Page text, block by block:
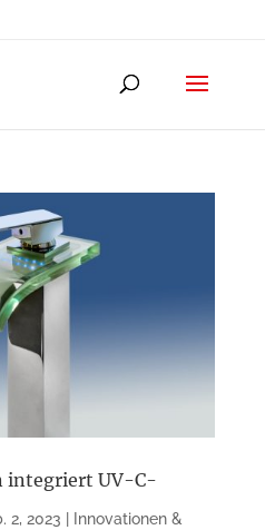
integriert UV-C-
2, 2023
Innovationen &